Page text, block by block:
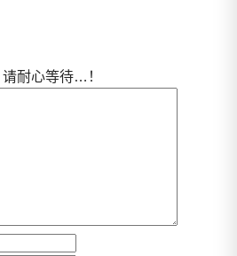
耐心等待…！